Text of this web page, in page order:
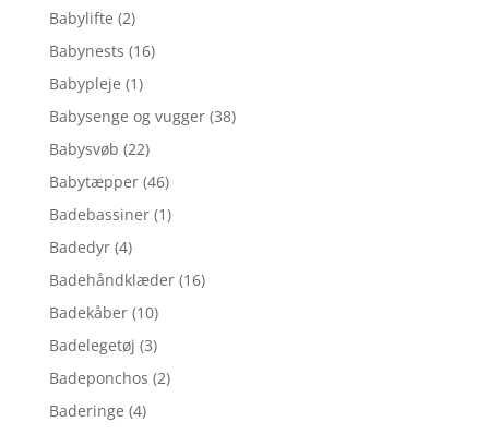
Babylifte (2)
Babynests (16)
Babypleje (1)
Babysenge og vugger (38)
Babysvøb (22)
Babytæpper (46)
Badebassiner (1)
Badedyr (4)
Badehåndklæder (16)
Badekåber (10)
Badelegetøj (3)
Badeponchos (2)
Baderinge (4)